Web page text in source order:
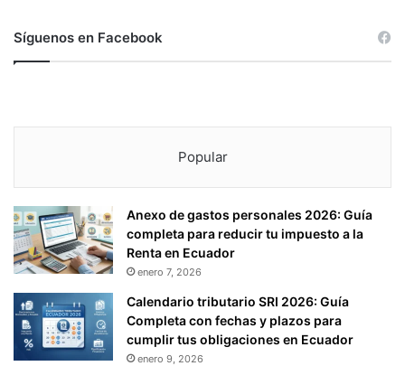
Síguenos en Facebook
Popular
Anexo de gastos personales 2026: Guía
completa para reducir tu impuesto a la
Renta en Ecuador
enero 7, 2026
Calendario tributario SRI 2026: Guía
Completa con fechas y plazos para
cumplir tus obligaciones en Ecuador
enero 9, 2026